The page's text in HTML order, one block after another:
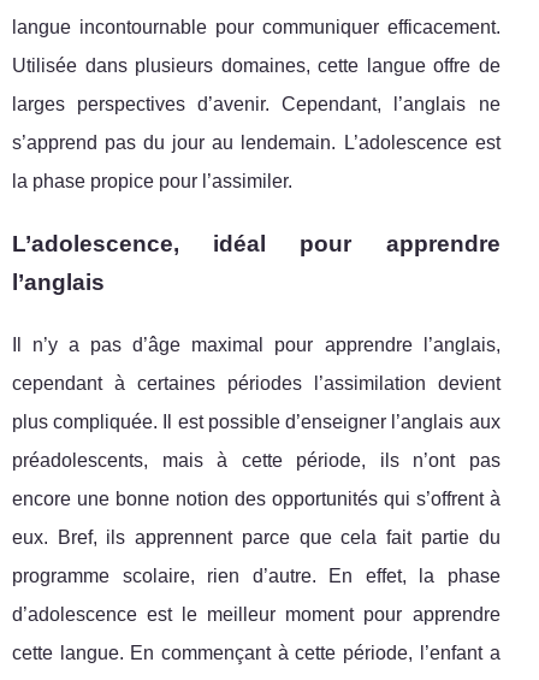
langue incontournable pour communiquer efficacement.
Utilisée dans plusieurs domaines, cette langue offre de
larges perspectives d’avenir. Cependant, l’anglais ne
s’apprend pas du jour au lendemain. L’adolescence est
la phase propice pour l’assimiler.
L’adolescence, idéal pour apprendre
l’anglais
Il n’y a pas d’âge maximal pour apprendre l’anglais,
cependant à certaines périodes l’assimilation devient
plus compliquée. Il est possible d’enseigner l’anglais aux
préadolescents, mais à cette période, ils n’ont pas
encore une bonne notion des opportunités qui s’offrent à
eux. Bref, ils apprennent parce que cela fait partie du
programme scolaire, rien d’autre. En effet, la phase
d’adolescence est le meilleur moment pour apprendre
cette langue. En commençant à cette période, l’enfant a